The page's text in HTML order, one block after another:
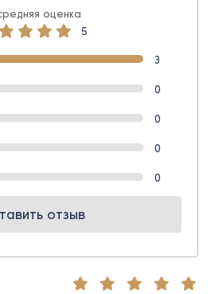
оценка
5
3
0
0
0
0
отзыв